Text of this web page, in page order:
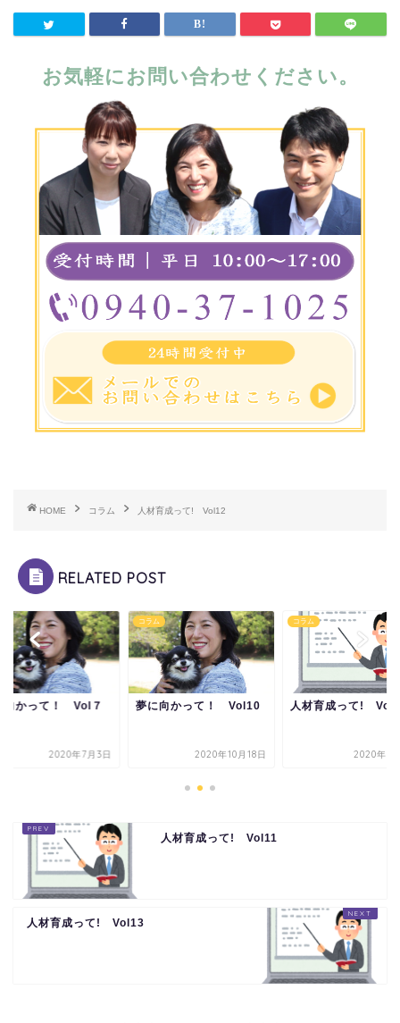
お気軽にお問い合わせください。
HOME コラム 人材育成って! Vol12
RELATED POST
向かって！ Vol７
2020年7月3日
コラム
夢に向かって！ Vol10
2020年10月18日
コラム
人材育成って!
2020年8
人材育成って! Vol11
人材育成って! Vol13